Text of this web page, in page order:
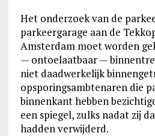
Het onderzoek van de
parkeergarage aan de
Amsterdam moet worden
— ontoelaatbaar —
niet daadwerkelijk
opsporingsambtenaren die
binnenkant hebben
een spiegel, zulks nadat zij
hadden verwijderd.